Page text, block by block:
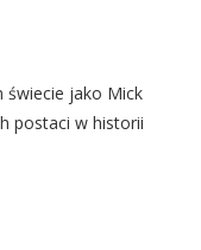
świecie jako Mick
postaci w historii